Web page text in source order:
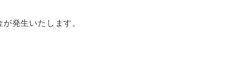
発生いたします。